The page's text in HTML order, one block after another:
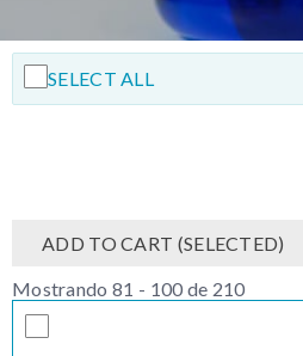
SELECT ALL
ADD TO CART (SELECTED)
Mostrando 81 - 100 de 210